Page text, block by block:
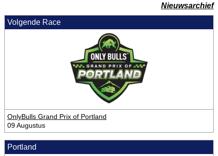
Nieuwsarchief
Volgende Race
OnlyBulls Grand Prix of Portland
09 Augustus
Portland